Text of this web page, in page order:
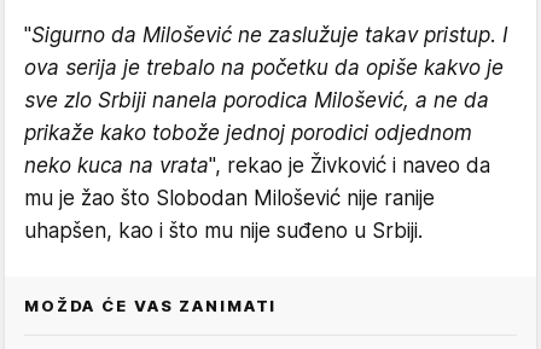
"Sigurno da Milošević ne zaslužuje takav pristup. I
ova serija je trebalo na početku da opiše kakvo je
sve zlo Srbiji nanela porodica Milošević, a ne da
prikaže kako tobože jednoj porodici odjednom
neko kuca na vrata", rekao je Živković i naveo da
mu je žao što Slobodan Milošević nije ranije
uhapšen, kao i što mu nije suđeno u Srbiji.
MOŽDA ĆE VAS ZANIMATI